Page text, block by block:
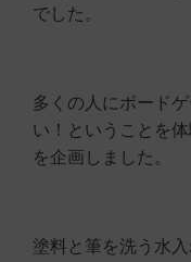
でした。
多くの人にボード
い！ということを
を企画しました。
塗料と筆を洗う水